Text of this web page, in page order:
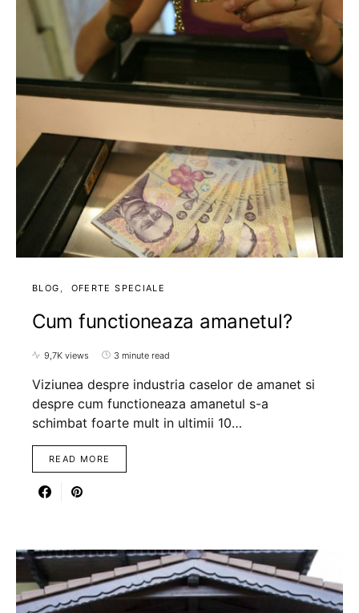
BLOG OFERTE SPECIALE
Cum functioneaza amanetul?
9,7K views 3 minute read
Viziunea despre industria caselor de amanet si
despre cum functioneaza amanetul s-a
schimbat foarte mult in ultimii 10…
READ MORE